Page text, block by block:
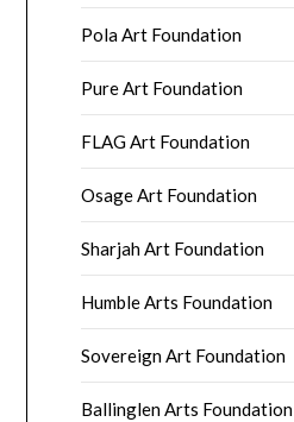
Pola Art Foundation
Pure Art Foundation
FLAG Art Foundation
Osage Art Foundation
Sharjah Art Foundation
Humble Arts Foundation
Sovereign Art Foundation
Ballinglen Arts Foundation